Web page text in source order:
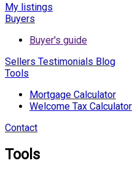
My listings
Buyers
Buyer's guide
Sellers Testimonials Blog
Tools
Mortgage Calculator
Welcome Tax Calculator
Contact
Tools